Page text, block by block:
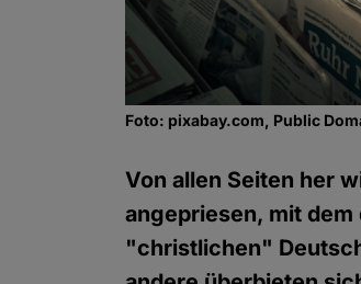
Foto: pixabay.com, Public
Von allen Seiten her
angepriesen, mit
"christlichen"